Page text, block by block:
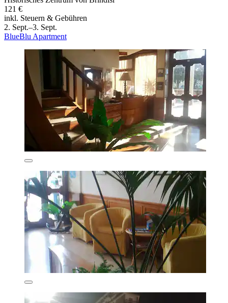
121 €
inkl. Steuern & Gebühren
2. Sept.–3. Sept.
BlueBlu Apartment